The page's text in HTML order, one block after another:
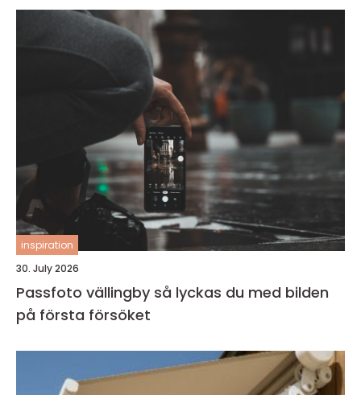
inspiration
30. July 2026
Passfoto vällingby så lyckas du med bilden
på första försöket